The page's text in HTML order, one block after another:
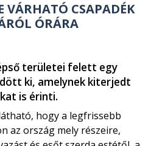
VÁRHATÓ CSAPADÉK
ÓRÁRA
területei felett egy
ki, amelynek kiterjedt
is érinti.
hogy a legfrissebb
az ország mely részeire,